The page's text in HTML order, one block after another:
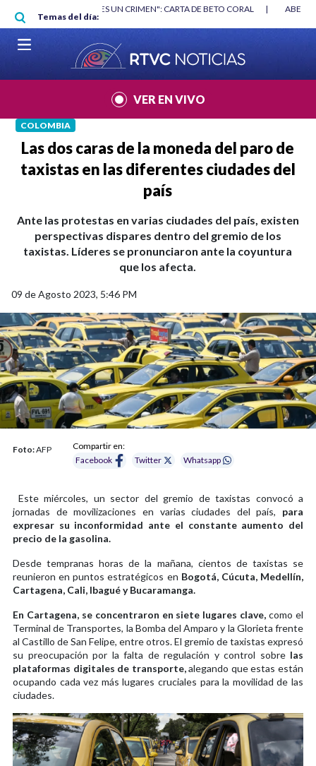
Pasar al contenido principal
Temas del día:
"HABLAR NO ES UN CRIMEN": CARTA DE BETO CORAL |
VER EN VIVO
COLOMBIA
Las dos caras de la moneda del paro de
taxistas en las diferentes ciudades del
país
Ante las protestas en varias ciudades del país, existen
perspectivas dispares dentro del gremio de los
taxistas. Líderes se pronunciaron ante la coyuntura
que los afecta.
09 de Agosto 2023, 5:46 PM
Foto:AFP
Compartir en:
Facebook
Twitter Whatsapp
Este miércoles, un sector del gremio de taxistas convocó a
jornadas de movilizaciones en varias ciudades del país, para
expresar su inconformidad ante el constante aumento del
precio de la gasolina.
Desde tempranas horas de la mañana, cientos de taxistas se
reunieron en puntos estratégicos en Bogotá, Cúcuta, Medellín,
Cartagena, Cali, Ibagué y Bucaramanga.
En Cartagena, se concentraron en siete lugares clave, como el
Terminal de Transportes, la Bomba del Amparo y la Glorieta frente
al Castillo de San Felipe, entre otros. El gremio de taxistas expresó
su preocupación por la falta de regulación y control sobre las
plataformas digitales de transporte,alegando que estas están
ocupando cada vez más lugares cruciales para la movilidad de las
ciudades.